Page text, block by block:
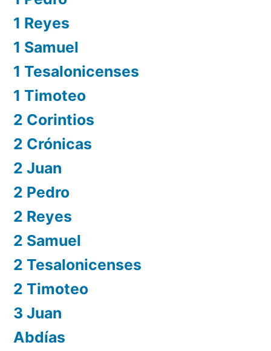
1 Reyes
1 Samuel
1 Tesalonicenses
1 Timoteo
2 Corintios
2 Crónicas
2 Juan
2 Pedro
2 Reyes
2 Samuel
2 Tesalonicenses
2 Timoteo
3 Juan
Abdías